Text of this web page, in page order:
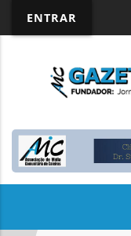
ENTRAR